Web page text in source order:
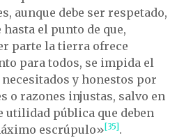
aunque debe ser respetado,
el punto de que,
parte la tierra ofrece
para todos, se impida el
y honestos por
o razones injustas, salvo en
utilidad pública que deben
escrúpulo»[35].